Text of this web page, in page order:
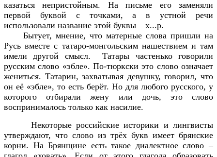
казаться непристойным. На письме его заменяли
первой буквой с точками, а в устной речи
использовали название этой буквы – х...р.
Бытует, мнение, что матерные слова пришли на
Русь вместе с татаро-монгольским нашествием и там
имели другой смысл. Татары частенько говорили
русским слово «эбле». По-тюркски это слово означает
жениться. Татарин, захватывая девушку, говорил, что
он её «эбле», то есть берёт. Но для любого русского, у
которого отбирали жену или дочь, это слово
воспринималось только как насилие.
Некоторые российские историки и лингвисты
утверждают, что слово из трёх букв имеет брянские
корни. На Брянщине есть такое диалектное слово –